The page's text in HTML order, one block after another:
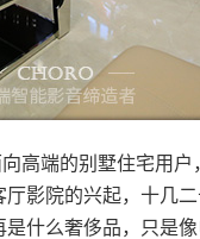
高端的别墅住宅用户
影院的兴起，十几
什么奢侈品，只是